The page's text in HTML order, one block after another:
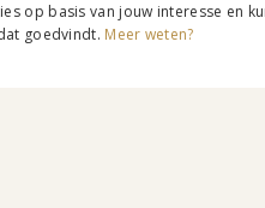
interieur en tuin
op basis van jouw interesse en
goedvindt. Meer weten?